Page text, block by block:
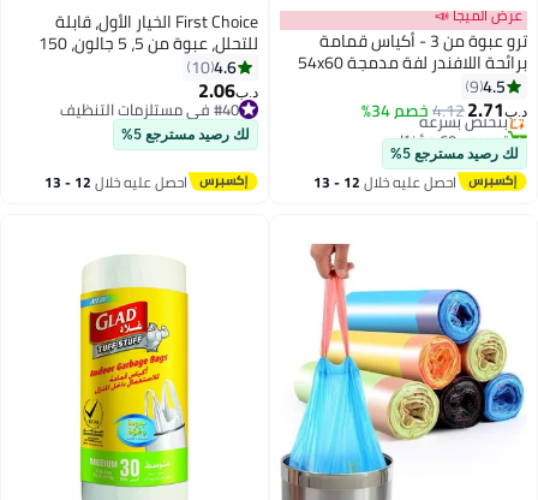
عرض الميجا 📣
ترو عبوة من 3 - أكياس قمامة
برائحة اللافندر لفة مدمجة 54x60
سم - 30 كيس × 3
4.5
9
د.ب‏2.71
4.12خصم 34%
#27 في مستلزمات التنظيف
أقل سعر في 7 يوم
بتخلّص بسرعة
تم بيع +60 مؤخرًا
#27 في مستلزمات التنظيف
لك رصيد مسترجع 5%
احصل عليه خلال 12 - 13
First Choice الخيار الأول، قابلة
للتحلل، عبوة من 5، 5 جالون، 150
أكياس القمامة، بطانة سلة
المهملات، أكياس النفايات
للاستخدام الداخلي والخارجي، صغير
جداً
4.6
10
د.ب‏2.06
#40 في مستلزمات التنظيف
#40 في مستلزمات التنظيف
لك رصيد مسترجع 5%
احصل عليه خلال 12 - 13